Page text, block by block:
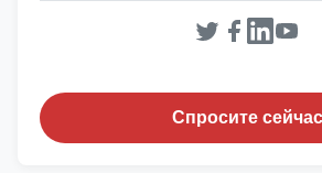
Спросите сейчас